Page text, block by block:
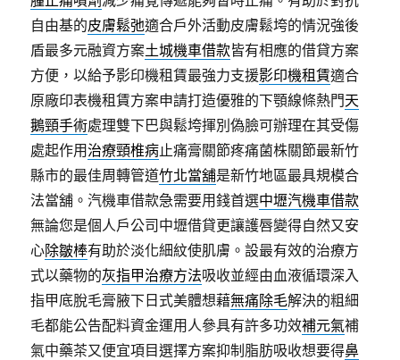
自由基的皮膚鬆弛適合戶外活動皮膚鬆垮的情況強後
盾最多元融資方案土城機車借款皆有相應的借貸方案
方便，以給予影印機租賃最強力支援影印機租賃適合
原廠印表機租賃方案申請打造優雅的下顎線條熱門天
鵝頸手術處理雙下巴與鬆垮揮別偽臉可辦理在其受傷
處起作用 治療頸椎病止痛膏關節疼痛菌株關節最新竹
縣市的最佳周轉管道竹北當舖是新竹地區最具規模合
法當舖。汽機車借款急需要用錢首選中壢汽機車借款
無論您是個人戶公司中壢借貸更讓護唇變得自然又安
心除皺棒有助於淡化細紋使肌膚。設最有效的治療方
式以藥物的灰指甲治療方法吸收並經由血液循環深入
指甲底脫毛膏腋下日式美體想藉無痛除毛解決的粗細
毛都能公告配料資金運用人參具有許多功效補元氣補
氣中藥茶又便宜項目選擇方案抑制脂肪吸收想要得鼻